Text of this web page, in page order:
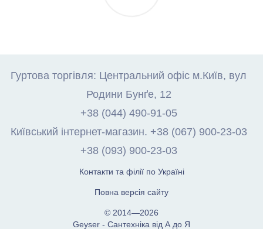
Гуртова торгівля: Центральний офіс м.Київ, вул
Родини Бунґе, 12
+38 (044) 490-91-05
Київський інтернет-магазин. +38 (067) 900-23-03
+38 (093) 900-23-03
Контакти та філії по Україні
Повна версія сайту
© 2014—2026
Geyser - Сантехніка від А до Я